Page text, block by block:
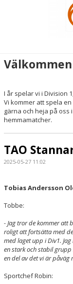
BILDGALLERI
DOKUMENT
KONTAKT
I år spelar vi i Division
Vi kommer att spela
gärna och heja på oss
hemmamatcher.
TAO
2025-05-27 11:02
Tobias Andersson
Tobbe:
- Jag tror de kommer att
roligt att fortsätta med
med laget upp i Div1.
en stark och stabil
en del av det vi är påväg
Sportchef Robin: